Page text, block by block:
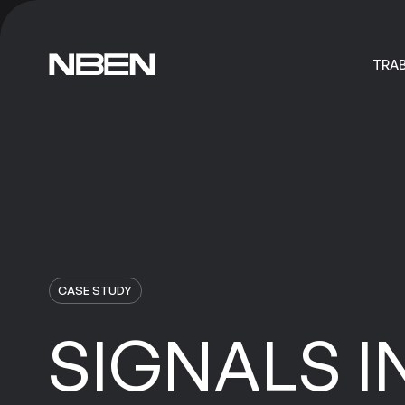
CASE STUDY
SIGNALS